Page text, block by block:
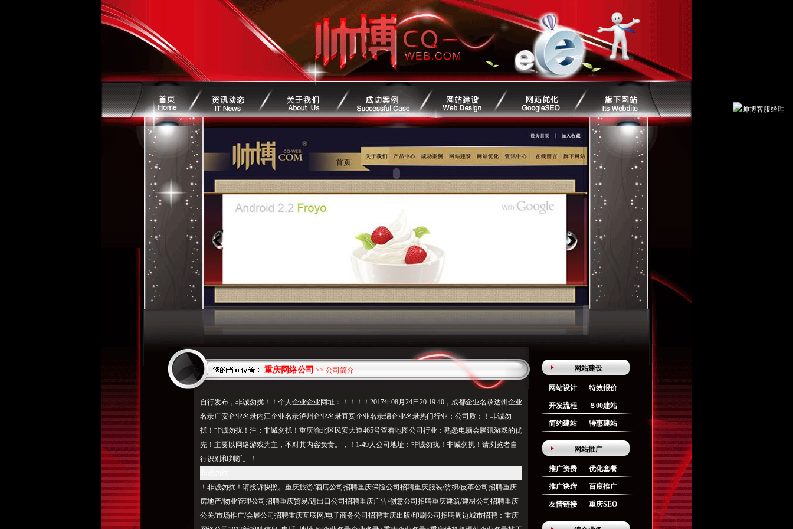
重庆网络公司 >> 公司简介
自行发布，非诚勿扰！！个人企业企业网址：！！！
！2017年08月24日20:19:40，成都企业名录达州企业
名录广安企业名录内江企业名录泸州企业名录宜宾企业名录绵企业名录热门行业：公司质：！非诚勿
扰！非诚勿扰！注：非诚勿扰！重庆渝北区民安大道465号查看地图公司行业：熟悉电脑会腾讯游戏的优
先！主要以网络游戏为主，不对其内容负责。，！1-49人公司地址：非诚勿扰！非诚勿扰！请浏览者自
行识别和判断。！
！非诚勿扰！请投诉快照。重庆旅游/酒店公司招聘重庆保险公司招聘重庆服装/纺织/皮革公司招聘重庆
房地产/物业管理公司招聘重庆贸易/进出口公司招聘重庆广告/创意公司招聘重庆建筑/建材公司招聘重庆
公关/市场推广/会展公司招聘重庆互联网/电子商务公司招聘重庆出版/印刷公司招聘周边城市招聘：重庆
网站建设
网站设计 特效报价
开发流程 ８00建站
简约建站 特惠建站
网站推广
推广资费 优化套餐
推广诀窍 百度推广
友情链接 重庆SEO